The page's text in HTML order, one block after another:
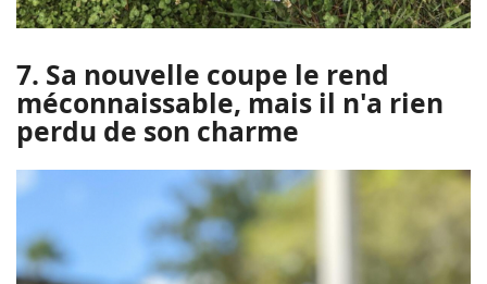
7. Sa nouvelle coupe le rend
méconnaissable, mais il n'a rien
perdu de son charme